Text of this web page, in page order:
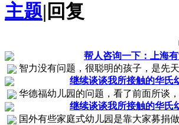
主题| 回复
帮人咨询一下：上海
智力没有问题，很聪明的孩子，是先
继续谈谈我所接触的华氏
华德福幼儿园的问题，看了前面所谈
继续谈谈我所接触的华氏
国外有些家庭式幼儿园是靠大家募捐